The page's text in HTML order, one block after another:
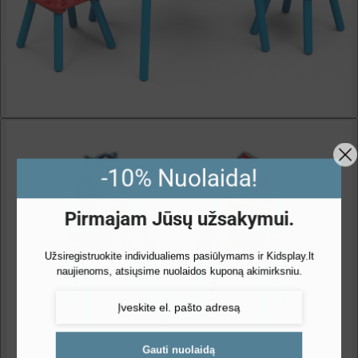
-10% Nuolaida!
Pirmajam Jūsų užsakymui.
Užsiregistruokite individualiems pasiūlymams ir Kidsplay.lt
naujienoms, atsiųsime nuolaidos kuponą akimirksniu.
Gauti nuolaidą